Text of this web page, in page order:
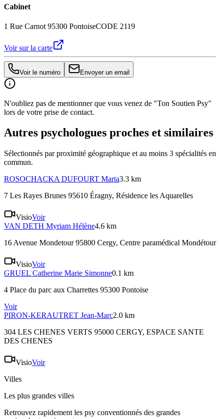
Cabinet
1 Rue Carnot 95300 PontoiseCODE 2119
Voir sur la carte
Voir le numéro Envoyer un email
N'oubliez pas de mentionner que vous venez de "Ton Soutien Psy"
lors de votre prise de contact.
Autres psychologues proches et similaires
Sélectionnés par proximité géographique et au moins 3 spécialités en
commun.
ROSOCHACKA DUFOURT Marta3.3 km
7 Les Rayes Brunes 95610 Éragny, Résidence les Aquarelles
VisioVoir
VAN DETH Myriam Hélène4.6 km
16 Avenue Mondetour 95800 Cergy, Centre paramédical Mondétour
VisioVoir
GRUEL Catherine Marie Simonne0.1 km
4 Place du parc aux Charrettes 95300 Pontoise
Voir
PIRON-KERAUTRET Jean-Marc2.0 km
304 LES CHENES VERTS 95000 CERGY, ESPACE SANTE
DES CHENES
VisioVoir
Villes
Les plus grandes villes
Retrouvez rapidement les psy conventionnés des grandes